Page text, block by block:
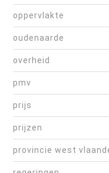
oppervlakte
oudenaarde
overheid
pmv
prijs
prijzen
provincie west